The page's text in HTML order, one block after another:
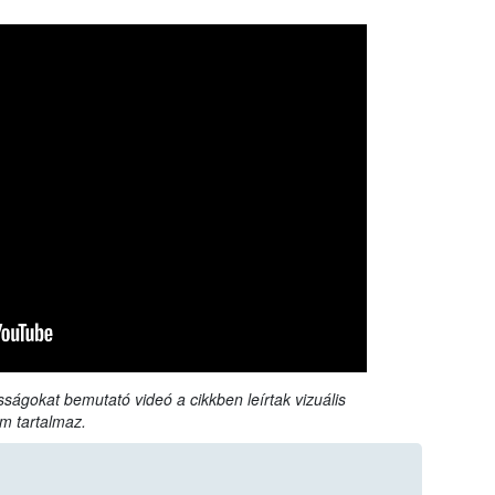
bemutató videó a cikkben leírtak vizuális
tartalmaz.